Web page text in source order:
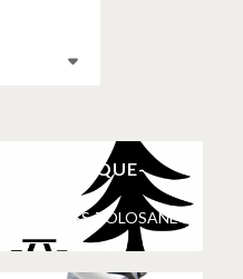
AIRE DE PIQUE-
MARTRES-TOLOSANE